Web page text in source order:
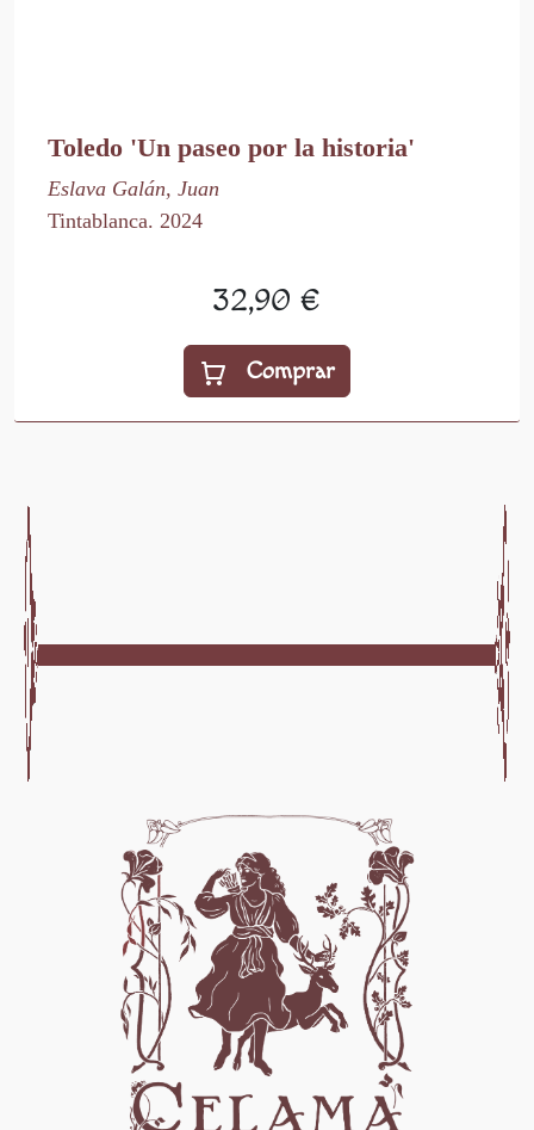
Toledo 'Un paseo por la historia'
Eslava Galán, Juan
Tintablanca. 2024
32,90 €
Comprar